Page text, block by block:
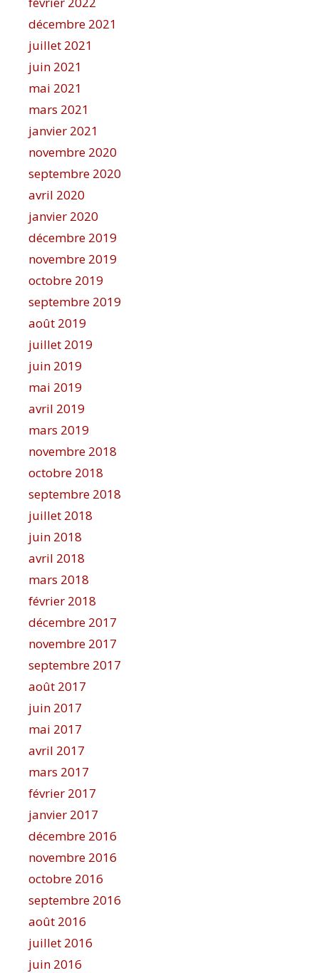
décembre 2021
juillet 2021
juin 2021
mai 2021
mars 2021
janvier 2021
novembre 2020
septembre 2020
avril 2020
janvier 2020
décembre 2019
novembre 2019
octobre 2019
septembre 2019
août 2019
juillet 2019
juin 2019
mai 2019
avril 2019
mars 2019
novembre 2018
octobre 2018
septembre 2018
juillet 2018
juin 2018
avril 2018
mars 2018
février 2018
décembre 2017
novembre 2017
septembre 2017
août 2017
juin 2017
mai 2017
avril 2017
mars 2017
février 2017
janvier 2017
décembre 2016
novembre 2016
octobre 2016
septembre 2016
août 2016
juillet 2016
juin 2016